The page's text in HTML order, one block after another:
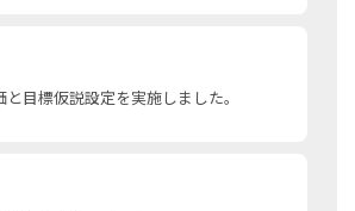
目標仮説設定を実施しました。